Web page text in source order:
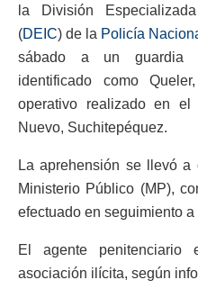
la División
(DEIC) de la Policía
sábado a un guardia
identificado como
operativo realizado en
Nuevo, Suchitepéquez.
La aprehensión se llevó a
Ministerio Público (MP),
efectuado en seguimiento
El agente
asociación ilícita, según